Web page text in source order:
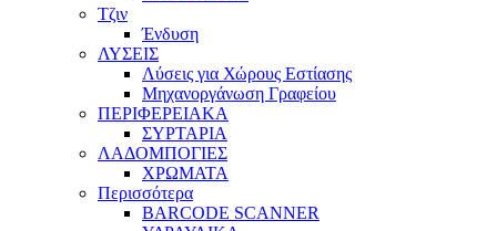
Τζιν
Ένδυση
ΛΥΣΕΙΣ
Λύσεις για Χώρους Εστίασης
Μηχανοργάνωση Γραφείου
ΠΕΡΙΦΕΡΕΙΑΚΑ
ΣΥΡΤΑΡΙΑ
ΛΑΔΟΜΠΟΓΙΕΣ
ΧΡΩΜΑΤΑ
Περισσότερα
BARCODE SCANNER